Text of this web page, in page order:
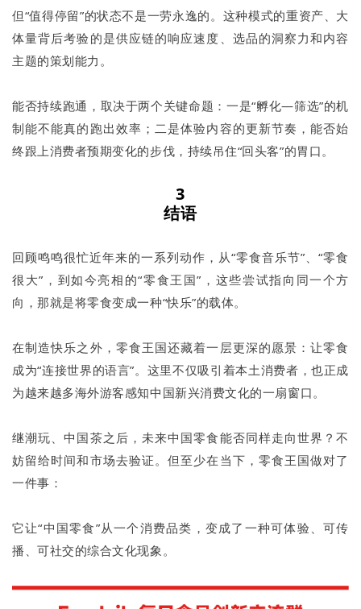
但“值得停留”的状态不是一劳永逸的。这种模式的重资产、大
体量背后考验的是供应链的响应速度、选品的洞察力和内容
主题的策划能力。
能否持续跑通，取决于两个关键命题：一是“孵化—筛选”的机
制能不能真的跑出效率；二是体验内容的更新节奏，能否始
终跟上消费者预期变化的步伐，持续吊住“回头客”的胃口。
3
结语
回顾鸣鸣很忙近年来的一系列动作，从“零食音乐节”、“零食
很大”，到如今亮相的“零食王国”，这些尝试指向同一个方
向，那就是将零食变成一种“快乐”的载体。
在制造快乐之外，零食王国还藏着一层更深的愿景：让零食
成为“连接世界的语言”。这里不仅吸引着本土消费者，也正成
为越来越多海外游客感知中国新兴消费文化的一扇窗口。
继潮玩、中国茶之后，未来中国零食能否同样走向世界？不
妨留给时间和市场去验证。但至少在当下，零食王国做对了
一件事：
它让“中国零食”从一个消费品类，变成了一种可体验、可传
播、可社交的综合文化现象。